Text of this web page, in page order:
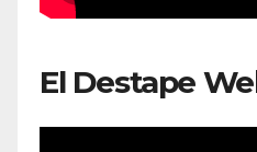
El Destape